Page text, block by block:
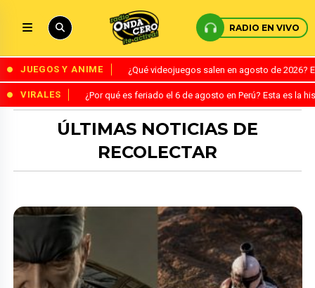
RADIO EN VIVO
JUEGOS Y ANIME ¿Qué videojuegos salen en agosto de
VIRALES ¿Por qué es feriado el 6 de agosto en Perú? Esta es la
ÚLTIMAS NOTICIAS DE
RECOLECTAR